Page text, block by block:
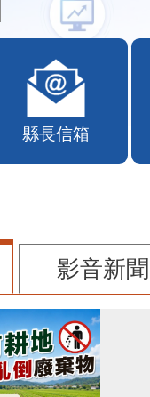
縣長信箱
影音新聞